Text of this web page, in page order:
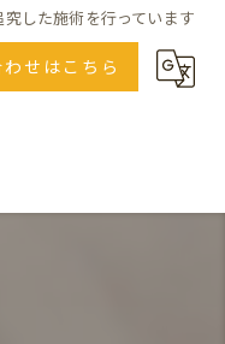
した施術を行っています
せはこちら